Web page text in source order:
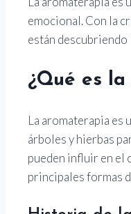
emocional. Con la
están descubriendo
¿Qué es
La aromaterapia es
árboles y hierbas
pueden influir en el
principales formas